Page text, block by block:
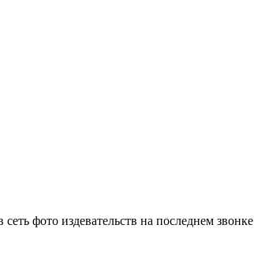
фото издевательств на последнем звонке